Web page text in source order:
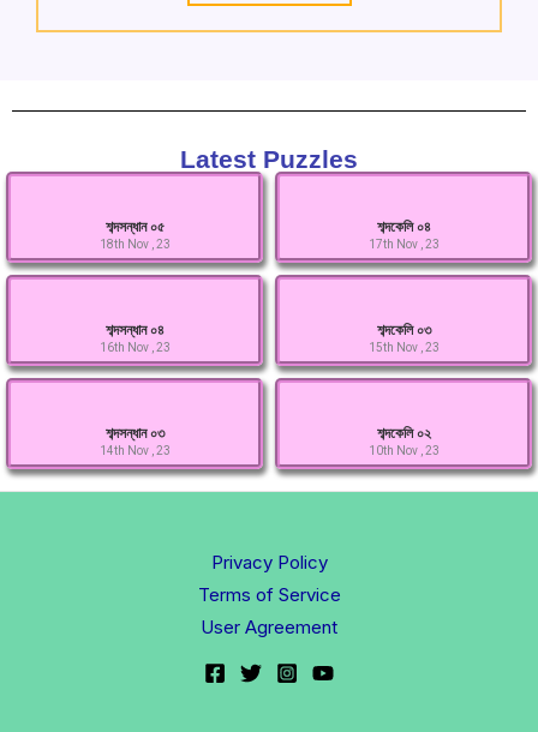
Latest Puzzles
শব্দসন্ধান ০৫
18th Nov , 23
শব্দকেলি ০৪
17th Nov , 23
শব্দসন্ধান ০৪
16th Nov , 23
শব্দকেলি ০৩
15th Nov , 23
শব্দসন্ধান ০৩
14th Nov , 23
শব্দকেলি ০২
10th Nov , 23
Privacy Policy
Terms of Service
User Agreement